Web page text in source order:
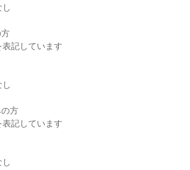
記しています
方
記しています